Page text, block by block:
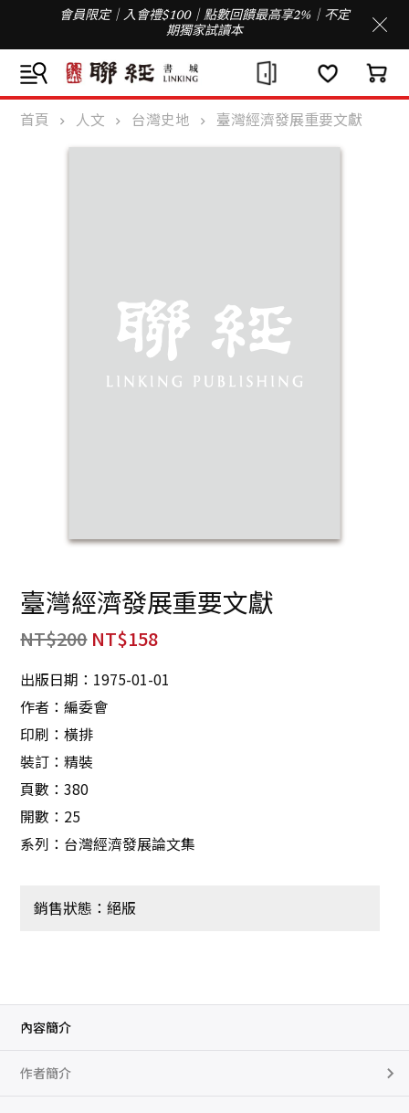
會員限定｜入會禮$100｜點數回饋最高享2%｜不定
期獨家試讀本
首頁 人文 台灣史地 臺灣經濟發展重要文獻
臺灣經濟發展重要文獻
NT$200 NT$158
出版日期：1975-01-01
作者：編委會
印刷：橫排
裝訂：精裝
頁數：380
開數：25
系列：台灣經濟發展論文集
銷售狀態：絕版
內容簡介
作者簡介